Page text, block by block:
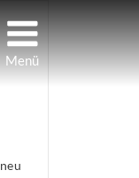
Menu